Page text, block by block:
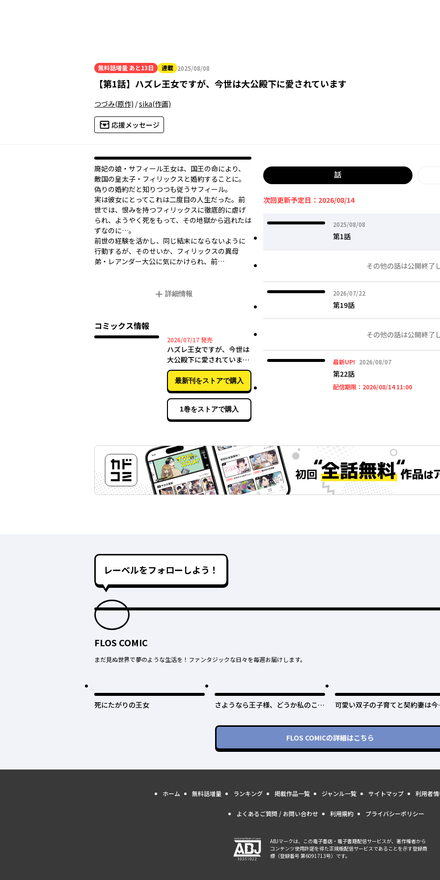
無料話増量 あと13日 連載 2025/08/08
2025年08月08日
【第1話】 ハズレ王女ですが、今世は大公殿下に愛されています
つづみ(原作) /sika(作画)
応援メッセージ
廃妃の娘・サフィール王女は、国王の命により、
敵国の皇太子・フィリックスと婚約することに。
偽りの婚約だと知りつつも従うサフィール。
実は彼女にとってこれは二度目の人生だった。前
世では、恨みを持つフィリックスに徹底的に虐げ
られ、ようやく死をもって、その地獄から逃れたは
ずなのに…。
前世の経験を活かし、同じ結末にならないように
行動するが、そのせいか、フィリックスの異母
弟・レアンダー大公に気にかけられ、前…
詳細情報
コミックス情報
2026/07/172026年07月17日
発売
ハズレ王女ですが、今世は
大公殿下に愛されています
4
最新刊をストアで購入
1巻をストアで購入
話
次回更新予定日：2026/08/14
2025/08/08
2025年08月08日
第1話
その他の話は公開終了
2026/07/22
2026年07月22日
第19話
その他の話は公開終了
最新UP! 2026/08/07
2026年08月07日
第22話
配信期限： 2026/08/14 11:002026年08
レーベルをフォローしよう！
FLOS COMIC
まだ見ぬ世界で夢のような生活を！ファンタジックな日々を毎週お届けします。
死にたがりの王女
さようなら王子様、どうか私のこと
可愛い双子の子育てと契約妻は今
FLOS COMICの詳細はこちら
ホーム 無料話増量 ランキング 掲載作品一覧 ジャンル一覧 サイトマップ 利用者
よくあるご質問 / お問い合わせ 利用規約 プライバシーポリシー
ABJマークは、この電子書店・電子書籍配信サービスが、著作権者から
コンテンツ使用許諾を得た正規版配信サービスであることを示す登録商
標（登録番号 第6091713号）です。